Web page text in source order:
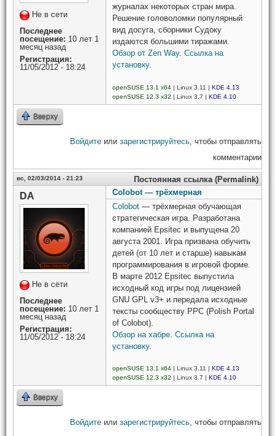
Не в сети
Последнее
посещение: 10 лет 1
месяц назад
Регистрация:
11/05/2012 - 18:24
журналах некоторых стран мира.
Решение головоломки популярный
вид досуга, сборники Судоку
издаются большими тиражами.
Обзор от Zen Way. Ссылка на
установку.
openSUSE 13.1 x64 | Linux 3.11 | KDE 4.13
openSUSE 12.3 x32 | Linux 3.7 | KDE 4.10
Вверху
Войдите или зарегистрируйтесь , чтобы отправлять
комментарии
вс, 02/03/2014 - 21:23 Постоянная ссылка (Permalink)
DA
Не в сети
Последнее
посещение: 10 лет 1
месяц назад
Регистрация:
11/05/2012 - 18:24
Colobot — трёхмерная
Colobot — трёхмерная обучающая
стратегическая игра. Разработана
компанией Epsitec и выпущена 20
августа 2001. Игра призвана обучить
детей (от 10 лет и старше) навыкам
программирования в игровой форме.
В марте 2012 Epsitec выпустила
исходный код игры под лицензией
GNU GPL v3+ и передала исходные
тексты сообществу PPC (Polish Portal
of Colobot).
Обзор на хабре Ссылка на
установку.
openSUSE 13.1 x64 | Linux 3.11 | KDE 4.13
openSUSE 12.3 x32 | Linux 3.7 | KDE 4.10
Вверху
Войдите или зарегистрируйтесь, чтобы отправлять